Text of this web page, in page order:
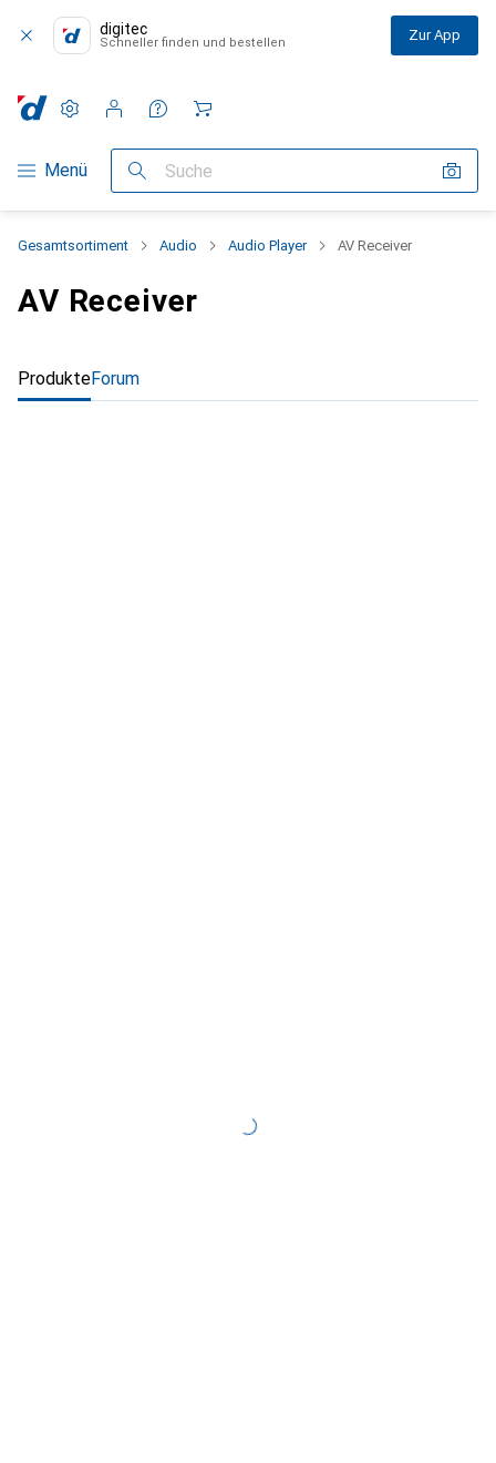
digitec
Schneller finden und bestellen Zur App
Navigation nach Kategorien
Menü Suche
Einstellungen
Kundenkonto
Vergleichslisten
Merklisten
Warenkorb
Gesamtsortiment Audio Audio Player AV Receiver
AV Receiver
ProdukteForum